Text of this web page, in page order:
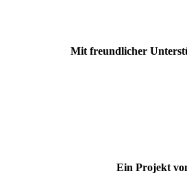
Mit freundlicher
Ein Projekt